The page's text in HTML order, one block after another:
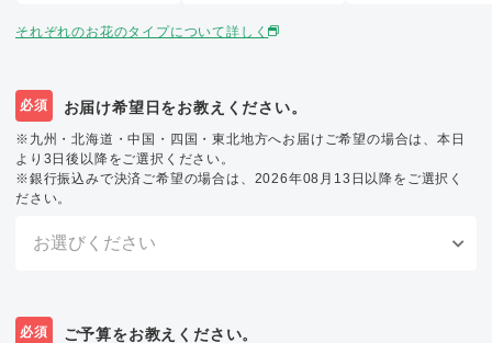
それぞれのお花のタイプについて詳しく
必須 お届け希望日をお教えください。
※九州・北海道・中国・四国・東北地方へお届けご希望の場合は、本日
より3日後以降をご選択ください。
※銀行振込みで決済ご希望の場合は、2026年08月13日以降をご選択く
ださい。
必須 ご予算をお教えください。